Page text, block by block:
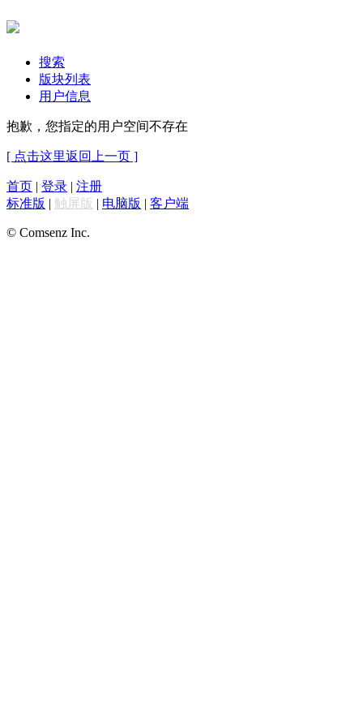
搜索
版块列表
用户信息
抱歉，您指定的用户空间不存在
[ 点击这里返回上一页 ]
首页 | 登录 | 注册
标准版 | 触屏版 | 电脑版 | 客户端
© Comsenz Inc.